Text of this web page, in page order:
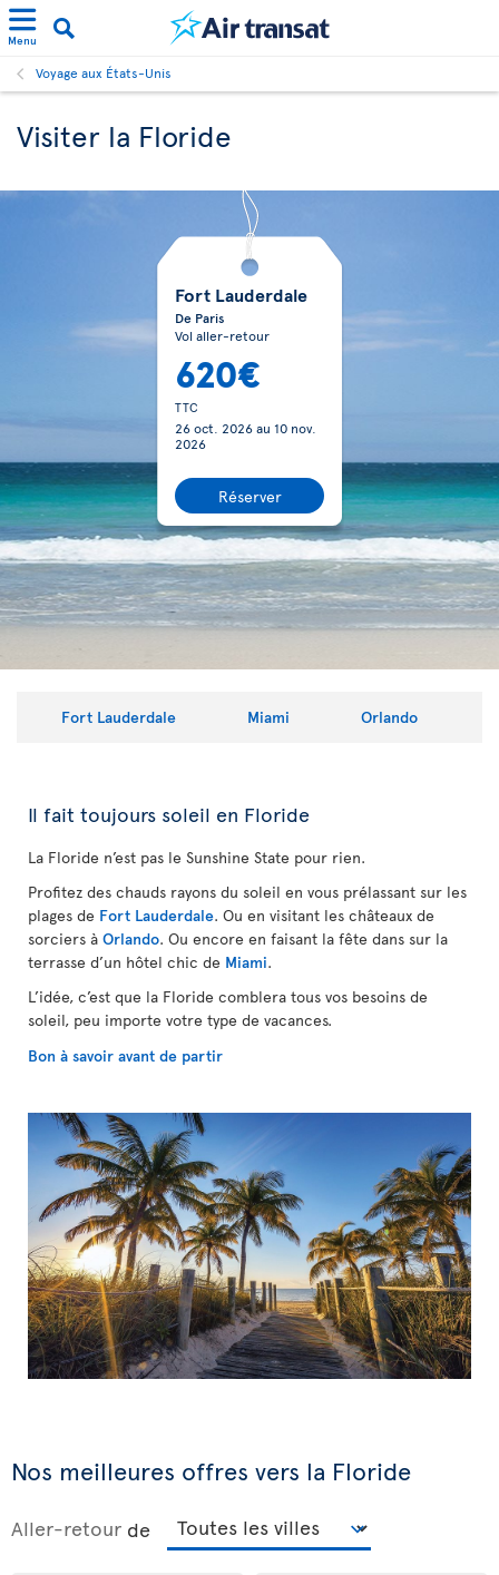
Menu
Voyage aux États-Unis
Visiter la Floride
Fort Lauderdale
De Paris
Vol aller-retour
620€
TTC
26 oct. 2026au 10 nov.
2026
Réserver
Fort Lauderdale Miami Orlando
Il fait toujours soleil en Floride
La Floride n’est pas le Sunshine State pour rien.
Profitez des chauds rayons du soleil en vous prélassant sur les
plages de Fort Lauderdale. Ou en visitant les châteaux de
sorciers à Orlando. Ou encore en faisant la fête dans sur la
terrasse d’un hôtel chic de Miami.
L’idée, c’est que la Floride comblera tous vos besoins de
soleil, peu importe votre type de vacances.
Bon à savoir avant de partir
Nos meilleures offres vers la Floride
Aller-retour de